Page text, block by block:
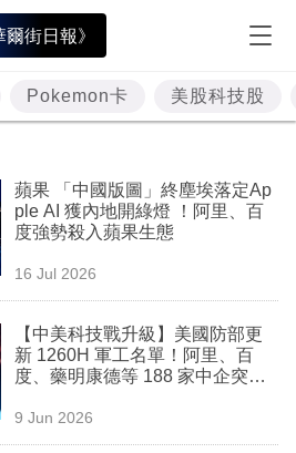
街日報》
Pokemon卡 美股科技股
蘋果 「中國版圖」終塵埃落定Ap
ple AI 獲內地開綠燈 ！阿里、百
度強勢殺入蘋果生態
16 Jul 2026
【中美科技戰升級】美國防部更
新 1260H 軍工名單！阿里、百
度、藥明康德等 188 家中企突遭
9 Jun 2026